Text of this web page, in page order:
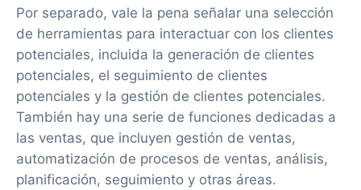
Por separado, vale la pena señalar una selección
de herramientas para interactuar con los clientes
potenciales, incluida la generación de clientes
potenciales, el seguimiento de clientes
potenciales y la gestión de clientes potenciales.
También hay una serie de funciones dedicadas a
las ventas, que incluyen gestión de ventas,
automatización de procesos de ventas, análisis,
planificación, seguimiento y otras áreas.